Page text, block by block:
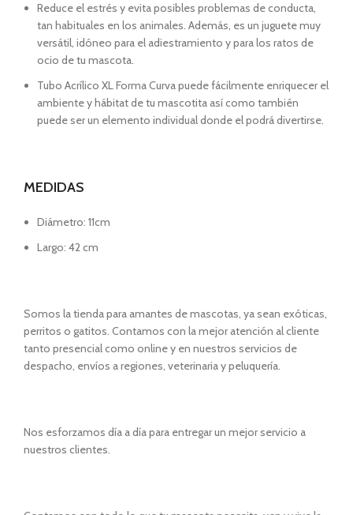
Reduce el estrés y evita posibles problemas de conducta,
tan habituales en los animales. Además, es un juguete muy
versátil, idóneo para el adiestramiento y para los ratos de
ocio de tu mascota.
Tubo Acrílico XL Forma Curva puede fácilmente enriquecer el
ambiente y hábitat de tu mascotita así como también
puede ser un elemento individual donde el podrá divertirse.
MEDIDAS
Diámetro: 11cm
Largo: 42 cm
Somos la tienda para amantes de mascotas, ya sean exóticas,
perritos o gatitos. Contamos con la mejor atención al cliente
tanto presencial como online y en nuestros servicios de
despacho, envíos a regiones, veterinaria y peluquería.
Nos esforzamos día a día para entregar un mejor servicio a
nuestros clientes.